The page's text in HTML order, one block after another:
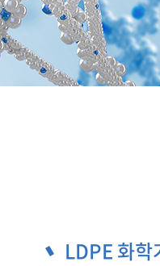
LDPE 화학